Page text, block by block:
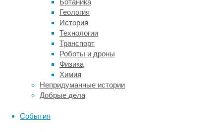
Ботаника
Геология
История
Технологии
Транспорт
Роботы и дроны
Физика
Химия
Непридуманные истории
Добрые дела
События
тело,
отвечающее
за
эмоции
(в
основном
—
негативные),
а
также
участки